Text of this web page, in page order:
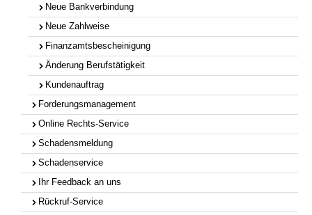
Neue Bankverbindung
Neue Zahlweise
Finanzamtsbescheinigung
Änderung Berufstätigkeit
Kundenauftrag
Forderungsmanagement
Online Rechts-Service
Schadensmeldung
Schadenservice
Ihr Feedback an uns
Rückruf-Service